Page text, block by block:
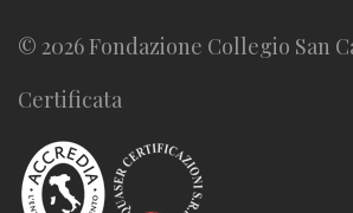
© 2026 Fondazione Collegio San
Certificata